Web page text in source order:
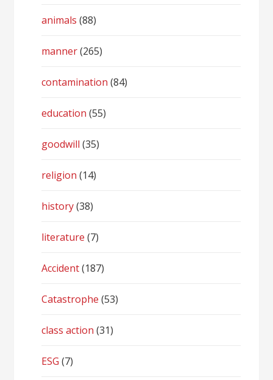
animals (88)
manner(265)
contamination (84)
education (55)
goodwill (35)
religion (14)
history(38)
literature (7)
Accident(187)
Catastrophe (53)
class action (31)
ESG (7)